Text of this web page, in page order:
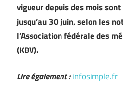
vigueur depuis des mois
jusqu’au 30 juin, selon les
l’Association fédérale des
(KBV).
Lire également :infosimple.fr